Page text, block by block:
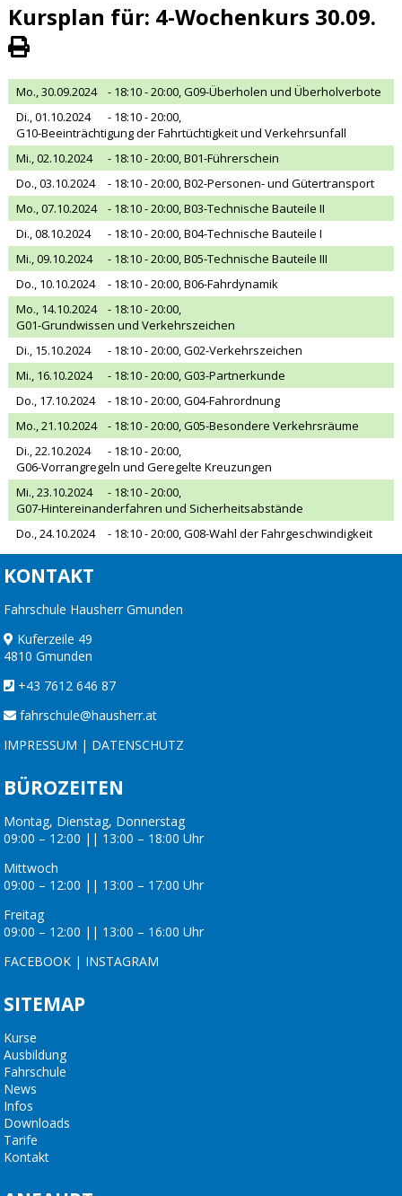
Kursplan für: 4-Wochenkurs 30.09.
Mo., 30.09.2024 - 18:10 - 20:00,G09-Überholen und Überholverbote
Di., 01.10.2024
- 18:10 - 20:00,
G10-Beeinträchtigung der Fahrtüchtigkeit und Verkehrsunfall
Mi., 02.10.2024
- 18:10 - 20:00,B01-Führerschein
Do., 03.10.2024
- 18:10 - 20:00,B02-Personen- und Gütertransport
Mo., 07.10.2024
- 18:10 - 20:00,B03-Technische Bauteile II
Di., 08.10.2024
- 18:10 - 20:00,B04-Technische Bauteile I
Mi., 09.10.2024
- 18:10 - 20:00,B05-Technische Bauteile III
Do., 10.10.2024
- 18:10 - 20:00,B06-Fahrdynamik
Mo., 14.10.2024
- 18:10 - 20:00,
G01-Grundwissen und Verkehrszeichen
Di., 15.10.2024
- 18:10 - 20:00,G02-Verkehrszeichen
Mi., 16.10.2024
- 18:10 - 20:00,G03-Partnerkunde
Do., 17.10.2024
- 18:10 - 20:00,G04-Fahrordnung
Mo., 21.10.2024
- 18:10 - 20:00,G05-Besondere Verkehrsräume
Di., 22.10.2024
- 18:10 - 20:00,
G06-Vorrangregeln und Geregelte Kreuzungen
Mi., 23.10.2024
- 18:10 - 20:00,
G07-Hintereinanderfahren und Sicherheitsabstände
Do., 24.10.2024
- 18:10 - 20:00,G08-Wahl der Fahrgeschwindigkeit
KONTAKT
Fahrschule Hausherr Gmunden
Kuferzeile 49
4810 Gmunden
+43 7612 646 87
fahrschule@hausherr.at
IMPRESSUM | DATENSCHUTZ
BÜROZEITEN
Montag, Dienstag, Donnerstag
09:00 – 12:00 || 13:00 – 18:00 Uhr
Mittwoch
09:00 – 12:00 || 13:00 – 17:00 Uhr
Freitag
09:00 – 12:00 || 13:00 – 16:00 Uhr
FACEBOOK | INSTAGRAM
SITEMAP
Kurse
Ausbildung
Fahrschule
News
Infos
Downloads
Tarife
Kontakt